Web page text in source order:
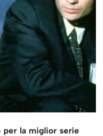
la miglior serie